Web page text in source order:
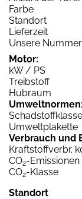
Farbe
Standort
Lieferzeit
Unsere Nummer
Motor:
kW / PS
Treibstoff
Hubraum
Umweltnormen:
Schadstoffklasse
Umweltplakette
Verbrauch und
Kraftstoffverbr.
CO2-Emissionen
CO2-Klasse
Standort